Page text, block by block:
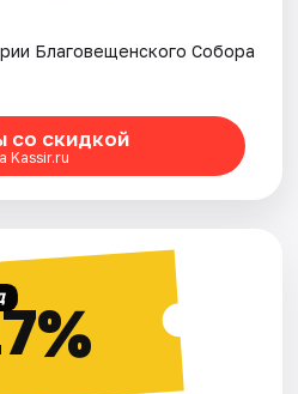
Благовещенского Собора
со скидкой
Kassir.ru